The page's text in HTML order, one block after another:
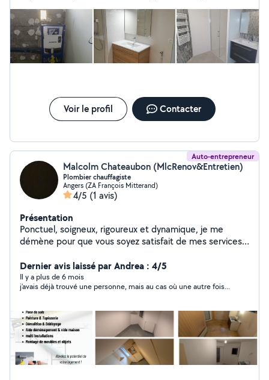
Voir le profil Contacter
Auto-entrepreneur
Malcolm Chateaubon (MlcRenov&Entretien)
Plombier chauffagiste
Angers (ZA François Mitterand)
4/5 (1 avis)
Présentation
Ponctuel, soigneux, rigoureux et dynamique, je me
démène pour que vous soyez satisfait de mes services.
me ferais un plaisir de répondre à vos questions. À très
bientôt !
Dernier avis laissé par Andrea : 4/5
Il y a plus de 6 mois
j’avais déjà trouvé une personne, mais au cas où une autre fois...